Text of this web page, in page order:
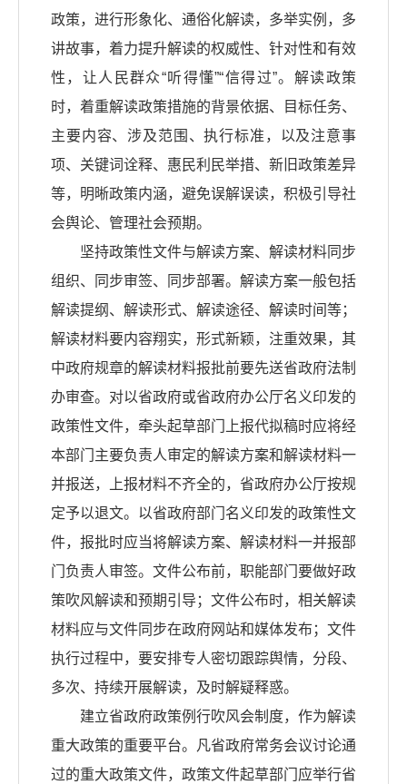
政策，进行形象化、通俗化解读，多举实例，多
讲故事，着力提升解读的权威性、针对性和有效
性，让人民群众“听得懂”“信得过”。解读政策
时，着重解读政策措施的背景依据、目标任务、
主要内容、涉及范围、执行标准，以及注意事
项、关键词诠释、惠民利民举措、新旧政策差异
等，明晰政策内涵，避免误解误读，积极引导社
会舆论、管理社会预期。
坚持政策性文件与解读方案、解读材料同步
组织、同步审签、同步部署。解读方案一般包括
解读提纲、解读形式、解读途径、解读时间等；
解读材料要内容翔实，形式新颖，注重效果，其
中政府规章的解读材料报批前要先送省政府法制
办审查。对以省政府或省政府办公厅名义印发的
政策性文件，牵头起草部门上报代拟稿时应将经
本部门主要负责人审定的解读方案和解读材料一
并报送，上报材料不齐全的，省政府办公厅按规
定予以退文。以省政府部门名义印发的政策性文
件，报批时应当将解读方案、解读材料一并报部
门负责人审签。文件公布前，职能部门要做好政
策吹风解读和预期引导；文件公布时，相关解读
材料应与文件同步在政府网站和媒体发布；文件
执行过程中，要安排专人密切跟踪舆情，分段、
多次、持续开展解读，及时解疑释惑。
建立省政府政策例行吹风会制度，作为解读
重大政策的重要平台。凡省政府常务会议讨论通
过的重大政策文件，政策文件起草部门应举行省